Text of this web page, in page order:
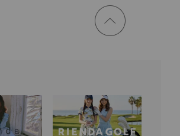
ページ
トップ